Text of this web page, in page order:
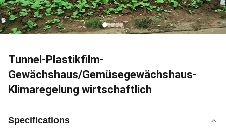
Tunnel-Plastikfilm-
Gewächshaus/Gemüsegewächshaus-
Klimaregelung wirtschaftlich
Specifications